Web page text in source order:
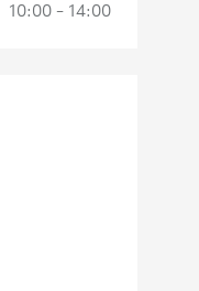
10:00 - 14:00